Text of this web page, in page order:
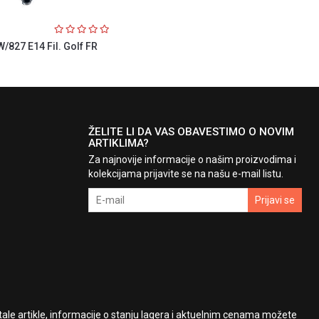
827 E14 Fil. Golf FR
ŽELITE LI DA VAS OBAVESTIMO O NOVIM
ARTIKLIMA?
Za najnovije informacije o našim proizvodima i
kolekcijama prijavite se na našu e-mail listu.
Prijavi se
artikle, informacije o stanju lagera i aktuelnim cenama možete